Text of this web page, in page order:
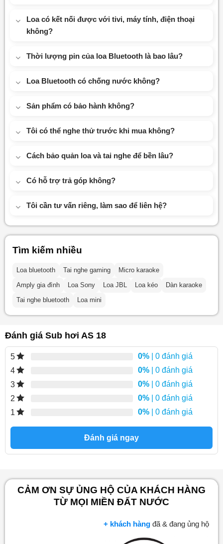
Loa có kết nối được với tivi, máy tính, điện thoại
không?
Thời lượng pin của loa Bluetooth là bao lâu?
Loa Bluetooth có chống nước không?
Sản phẩm có bảo hành không?
Tôi có thể nghe thử trước khi mua không?
Cách bảo quản loa và tai nghe để bền lâu?
Có hỗ trợ trả góp không?
Tôi cần tư vấn riêng, làm sao để liên hệ?
Tìm kiếm nhiều
Loa bluetooth Tai nghe gaming
Micro karaoke
Amply gia đình
Loa Sony Loa JBL Loa kéo
Dàn karaoke
Tai nghe bluetooth
Loa mini
Đánh giá Sub hơi AS 18
5 0% | 0 đánh giá
4
0% | 0 đánh giá
3
0% | 0 đánh giá
2
0% | 0 đánh giá
1
0% | 0 đánh giá
Đánh giá ngay
CẢM ƠN SỰ ỦNG HỘ CỦA KHÁCH HÀNG
TỪ MỌI MIỀN ĐẤT NƯỚC
+ khách hàng đã & đang ủng hộ